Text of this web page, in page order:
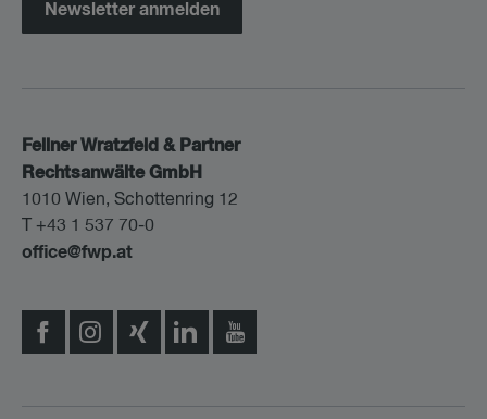
Newsletter anmelden
Fellner Wratzfeld & Partner
Rechtsanwälte GmbH
1010 Wien, Schottenring 12
T +43 1 537 70-0
office@fwp.at